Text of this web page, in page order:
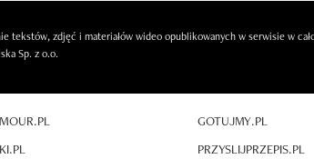
tekstów, zdjęć i materiałów wideo opublikowanych w serwisie w
Sp. z o.o.
GOTUJMY.PL
PRZYSLIJPRZEPIS.PL